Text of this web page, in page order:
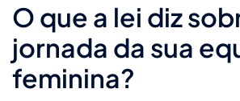
O que a lei diz
jornada da sua
feminina?